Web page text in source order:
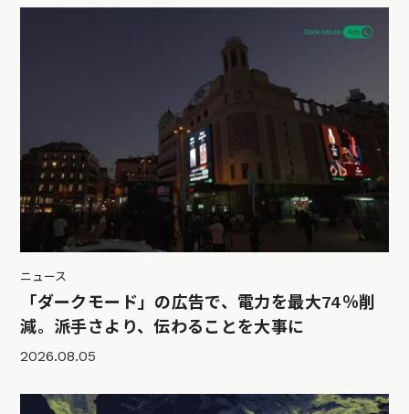
ニュース
「ダークモード」の広告で、電力を最大74％削
減。派手さより、伝わることを大事に
2026.08.05